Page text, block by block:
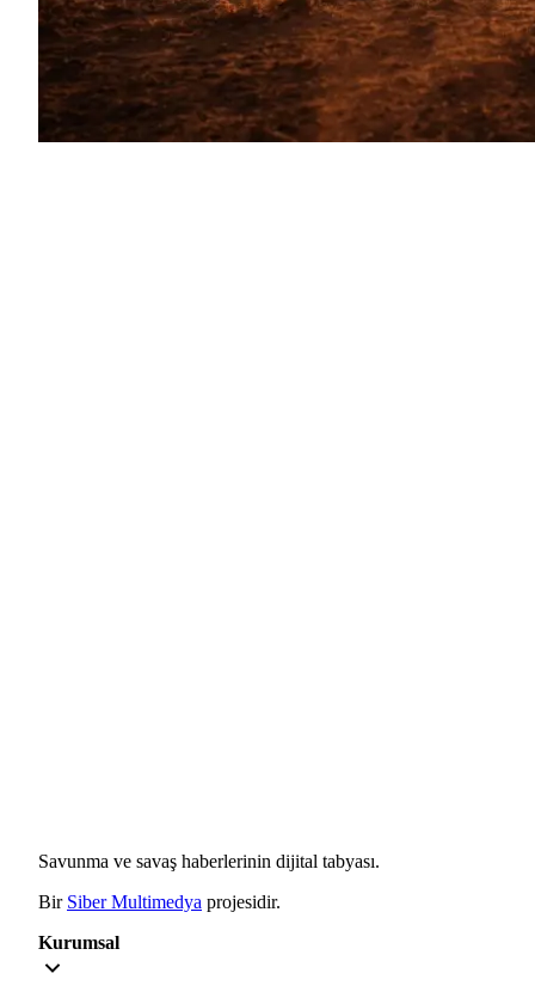
Savunma ve savaş haberlerinin dijital tabyası.
Bir Siber Multimedya projesidir.
Kurumsal